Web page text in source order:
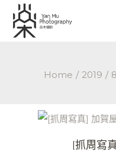
Home 2019
[抓周寫